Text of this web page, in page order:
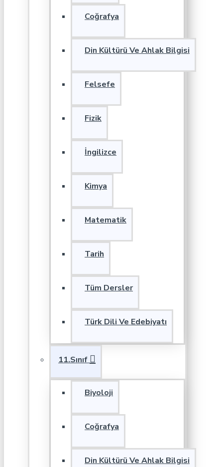
Coğrafya
Din Kültürü Ve Ahlak Bilgisi
Felsefe
Fizik
İngilizce
Kimya
Matematik
Tarih
Tüm Dersler
Türk Dili Ve Edebiyatı
11.Sınıf
Biyoloji
Coğrafya
Din Kültürü Ve Ahlak Bilgisi